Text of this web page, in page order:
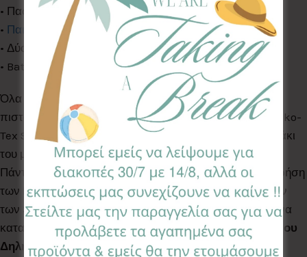
• Πασχαλινή κάρτα ευχών
• Παιδικό σακιδιάκι color me
• Δύο πλενόμενους μαρκαδόρους
• Bath Bomb mini
Όλα τα Υφάσματα της συλλογής μας είναι ελεγμένα &
πιστοποιημένα για βλαβερές ουσίες σύμφωνα με το Oeko-
Tex Standard 100, κατάλληλα για το ευαίσθητο δερματάκι
του μωρού σας.
Πάντα να συμβουλεύεστε τον παιδίατρο σας πριν τη χρήση
των bath bombs. Δεν είναι κατάλληλο για παιδιά κάτων
των 3 ετών, διότι περιέχει μικρά κομμάτια που μπορεί να
καταπιεί το παιδί. Δεν είναι βρώσιμο.Τηλέφωνο Κέντρου
Δηλητηριάσεων 2107793777.